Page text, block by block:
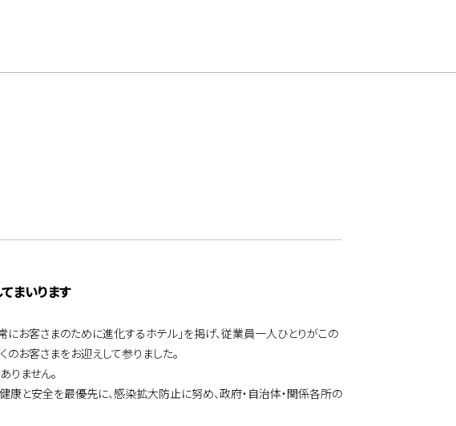
まいります
にお客さまのために進化するホテル」を掲げ、従業員一人ひとりがこの
お客さまをお迎えして参りました。
ません。
康と安全を最優先に、感染拡大防止に努め、政府・自治体・関係各所の